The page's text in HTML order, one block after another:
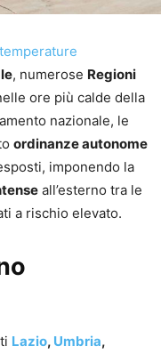
temperature
, numerose Regioni
ore più calde della
nazionale, le
ordinanze autonome
imponendo la
all’esterno tra le
a rischio elevato.
Lazio, Umbria,